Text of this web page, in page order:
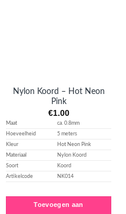
Nylon Koord – Hot Neon
Pink
€1.00
Maat
ca. 0.8mm
Hoeveelheid
5 meters
Kleur
Hot Neon Pink
Materiaal
Nylon Koord
Soort
Koord
Artikelcode
NK014
Toevoegen aan